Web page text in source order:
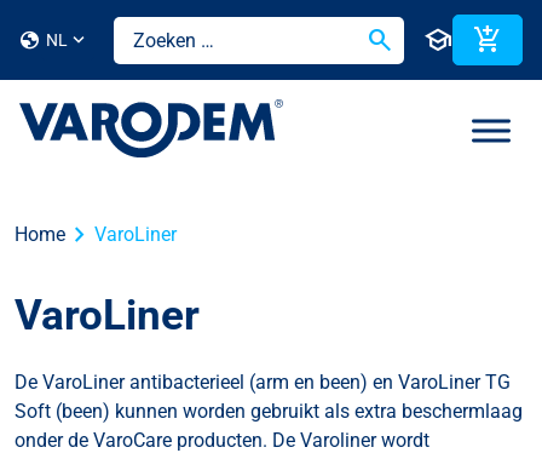
globe NL search school add_shopping_cart
Home chevron_right VaroLiner
VaroLiner
De VaroLiner antibacterieel (arm en been) en VaroLiner TG
Soft (been) kunnen worden gebruikt als extra beschermlaag
onder de VaroCare producten. De Varoliner wordt